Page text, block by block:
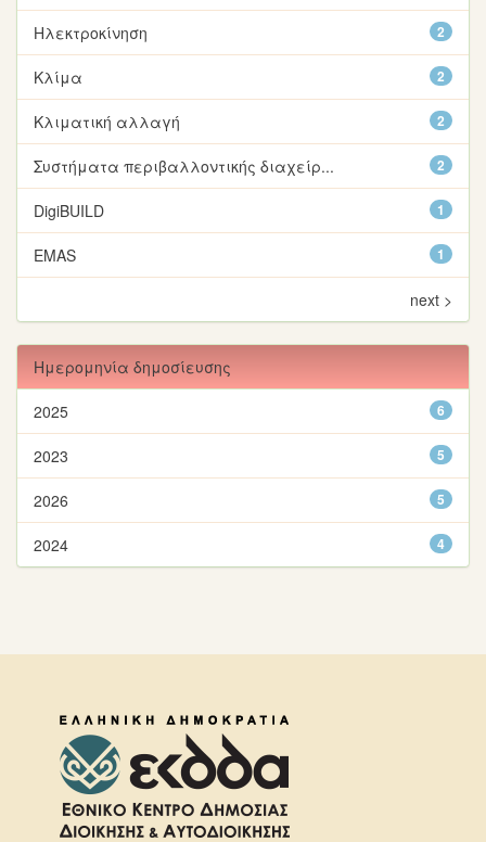
2
Ηλεκτροκίνηση
2
Κλίμα
2
Κλιματική αλλαγή
2
Συστήματα περιβαλλοντικής διαχείρ...
1
DigiBUILD
1
EMAS
next >
Ημερομηνία δημοσίευσης
6
2025
5
2023
5
2026
4
2024